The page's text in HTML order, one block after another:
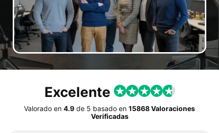
Excelente
Valorado en 4.9 de 5 basado en 15868 Valoraciones
Verificadas